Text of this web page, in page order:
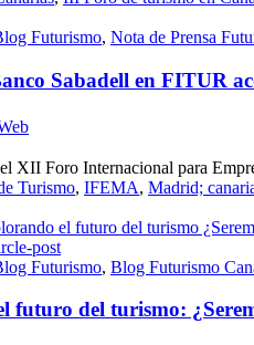
Futurismo, Nota de Prensa
Sabadell en FITUR
XII Foro Internacional para
Turismo, IFEMA, Madrid;
post
Futurismo, Blog Futurismo
futuro del turismo: